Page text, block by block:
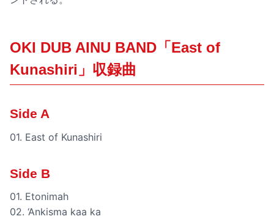
OKI DUB AINU BAND「East of
Kunashiri」収録曲
Side A
01. East of Kunashiri
Side B
01. Etonimah
02. ‘Ankisma kaa ka